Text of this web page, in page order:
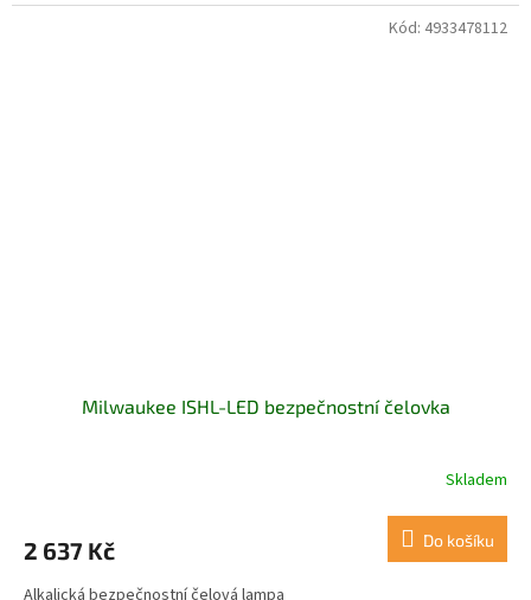
Milwaukee ISHL-LED bezpečnostní čelovka
Skladem
2 637 Kč Do košíku
Alkalická bezpečnostní čelová lampa
Kód: 4933478112